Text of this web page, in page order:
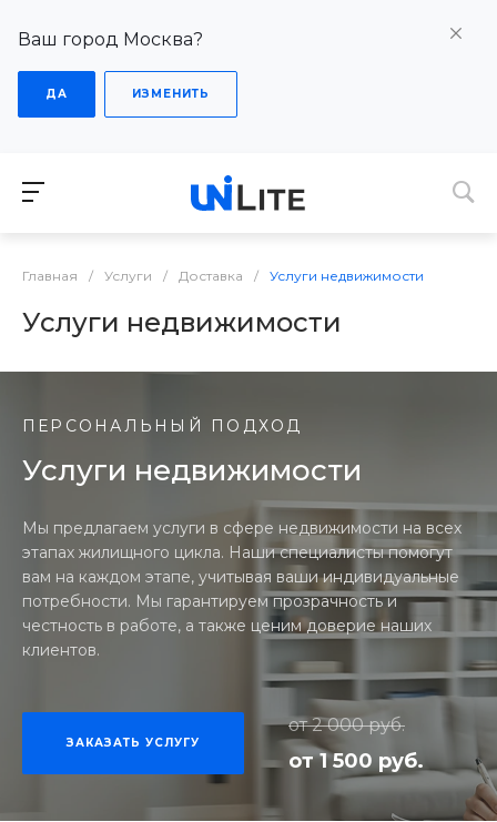
Ваш город Москва?
ДА ИЗМЕНИТЬ
Главная / Услуги / Доставка / Услуги недвижимости
Услуги недвижимости
ПЕРСОНАЛЬНЫЙ ПОДХОД
Услуги недвижимости
Мы предлагаем услуги в сфере недвижимости на всех
этапах жилищного цикла. Наши специалисты помогут
вам на каждом этапе, учитывая ваши индивидуальные
потребности. Мы гарантируем прозрачность и
честность в работе, а также ценим доверие наших
клиентов.
ЗАКАЗАТЬ УСЛУГУ
от 2 000 руб.
от 1 500 руб.